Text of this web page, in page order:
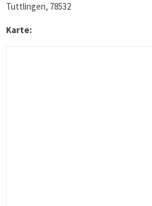
Tuttlingen, 78532
Karte: